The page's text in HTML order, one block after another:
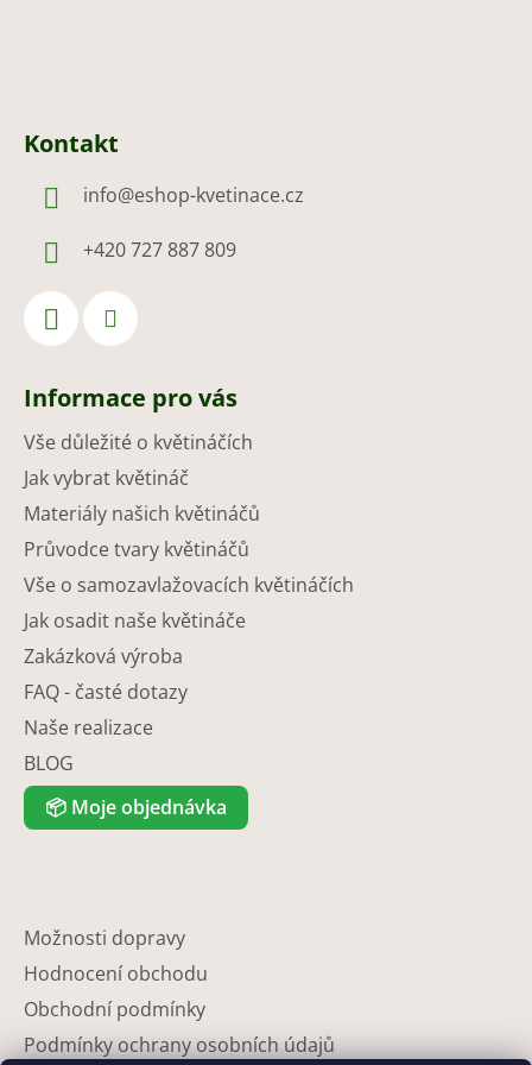
Kontakt
info@eshop-kvetinace.cz
+420 727 887 809
Informace pro vás
Vše důležité o květináčích
Jak vybrat květináč
Materiály našich květináčů
Průvodce tvary květináčů
Vše o samozavlažovacích květináčích
Jak osadit naše květináče
Zakázková výroba
FAQ - časté dotazy
Naše realizace
BLOG
📦 Moje objednávka
Možnosti dopravy
Hodnocení obchodu
Obchodní podmínky
Podmínky ochrany osobních údajů